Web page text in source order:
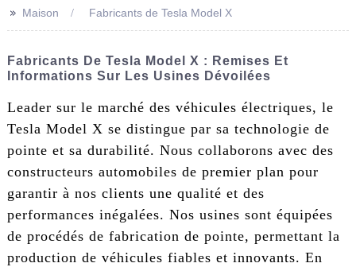
>> Maison Fabricants de Tesla Model X
Fabricants De Tesla Model X : Remises Et
Informations Sur Les Usines Dévoilées
Leader sur le marché des véhicules électriques, le
Tesla Model X se distingue par sa technologie de
pointe et sa durabilité. Nous collaborons avec des
constructeurs automobiles de premier plan pour
garantir à nos clients une qualité et des
performances inégalées. Nos usines sont équipées
de procédés de fabrication de pointe, permettant la
production de véhicules fiables et innovants. En